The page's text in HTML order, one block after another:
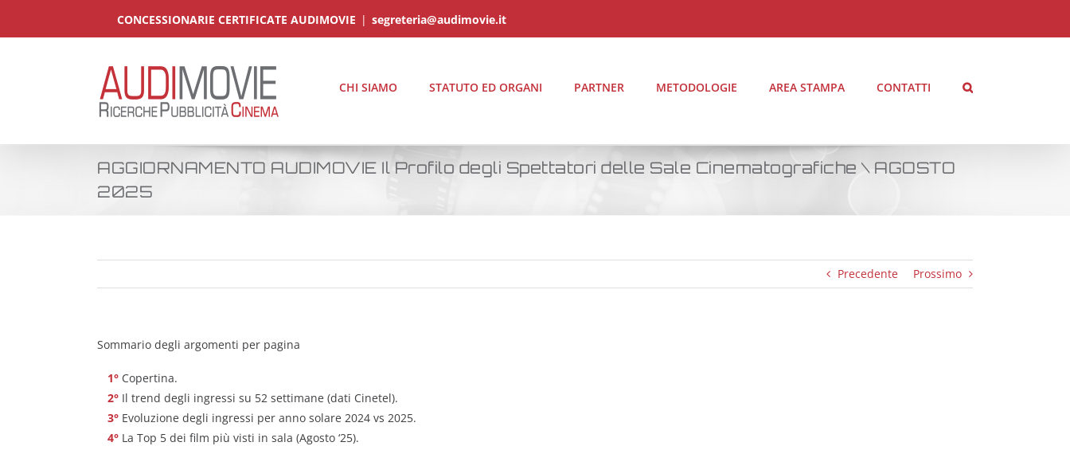
contenuto
CONCESSIONARIE CERTIFICATE AUDIMOVIE | segreteria@audimovie.it
CHI SIAMO STATUTO ED ORGANI PARTNER METODOLOGIE AREA STAMPA CONTATTI
AGGIORNAMENTO AUDIMOVIE Il Profilo degli Spettatori delle Sale Cinematografiche \ AGOSTO
2025
Precedente Prossimo
Sommario degli argomenti per pagina
Copertina.
Il trend degli ingressi su 52 settimane (dati Cinetel).
Evoluzione degli ingressi per anno solare 2024 vs 2025.
La Top 5 dei film più visti in sala (Agosto ‘25).